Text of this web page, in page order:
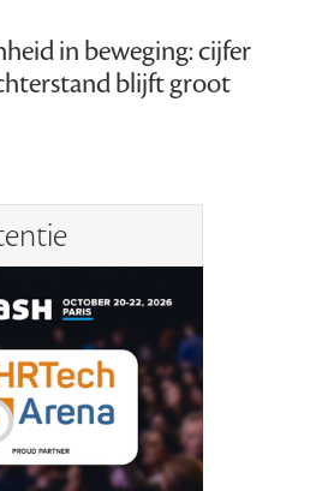
in beweging: cijfer
blijft groot